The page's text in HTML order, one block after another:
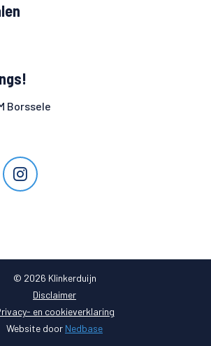
Borssele
© 2026 Klinkerduijn
Disclaimer
en cookieverklaring
Website door Nedbase